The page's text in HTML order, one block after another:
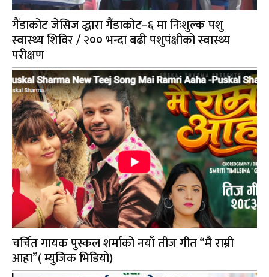
गैंडाकोट जेसिज द्धारा गैंडाकोट–६ मा निःशुल्क पशु
स्वास्थ्य शिविर / २०० भन्दा बढी पशुपंक्षीको स्वास्थ्य
परीक्षण
चर्चित गायक पुस्कल शर्माको नयाँ तीज गीत “मै राम्री
आहा”( म्युजिक भिडियो)